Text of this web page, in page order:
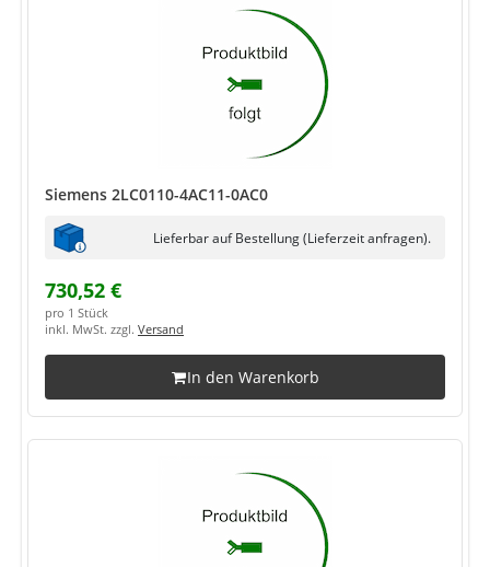
Siemens 2LC0110-4AC11-0AC0
Lieferbar auf Bestellung (Lieferzeit anfragen).
730,52 €
pro 1 Stück
inkl. MwSt. zzgl. Versand
In den Warenkorb